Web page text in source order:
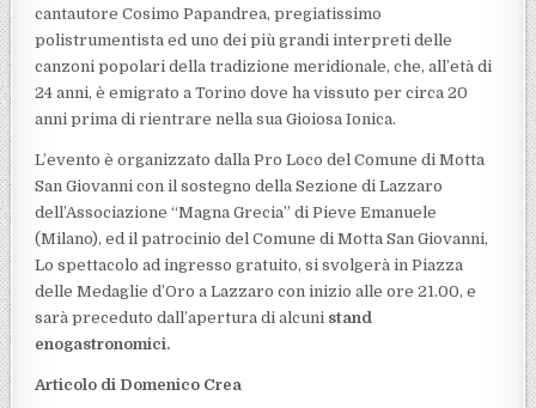
cantautore Cosimo Papandrea, pregiatissimo
polistrumentista ed uno dei più grandi interpreti delle
canzoni popolari della tradizione meridionale, che, all’età di
24 anni, è emigrato a Torino dove ha vissuto per circa 20
anni prima di rientrare nella sua Gioiosa Ionica.
L’evento è organizzato dalla Pro Loco del Comune di Motta
San Giovanni con il sostegno della Sezione di Lazzaro
dell’Associazione “Magna Grecia” di Pieve Emanuele
(Milano), ed il patrocinio del Comune di Motta San Giovanni,
Lo spettacolo ad ingresso gratuito, si svolgerà in Piazza
delle Medaglie d’Oro a Lazzaro con inizio alle ore 21.00, e
sarà preceduto dall’apertura di alcuni stand
enogastronomici.
Articolo di Domenico Crea